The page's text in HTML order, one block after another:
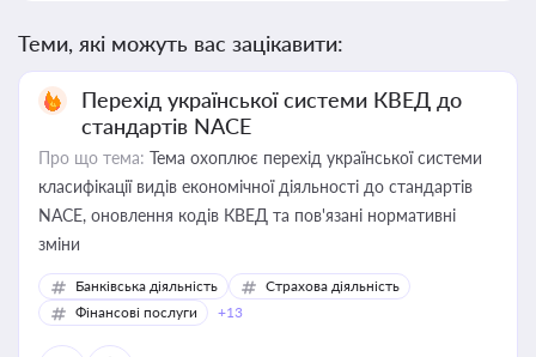
Теми, які можуть вас зацікавити:
Перехід української системи КВЕД до
стандартів NACE
Про що тема: Тема охоплює перехід української системи
класифікації видів економічної діяльності до стандартів
NACE, оновлення кодів КВЕД та пов'язані нормативні
зміни
Банківська діяльність
Страхова діяльність
Фінансові послуги
+13